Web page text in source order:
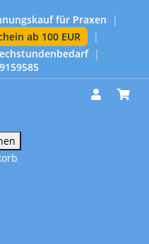
für Praxen
|
ab 100 EUR
|
|